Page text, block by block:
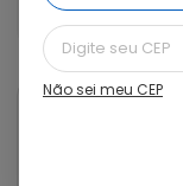
Não sei meu CEP
Teste de
Confira Cod.: